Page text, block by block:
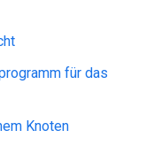
für das
Knoten